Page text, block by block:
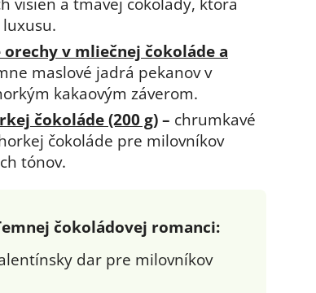
orechy v mliečnej čokoláde a
maslové jadrá pekanov v
kakaovým záverom.
čokoláde (200 g) – chrumkavé
čokoláde pre milovníkov
tónov.
čokoládovej romanci:
dar pre milovníkov